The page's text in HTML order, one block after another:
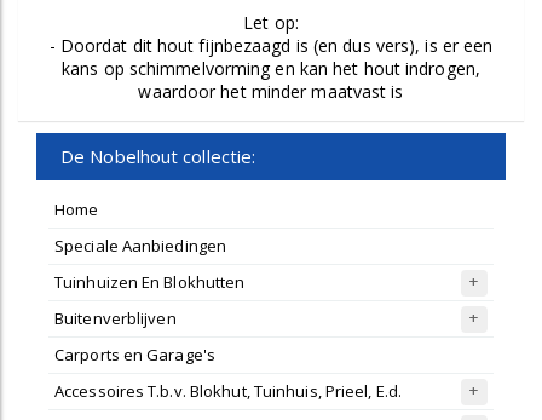
Let op:
- Doordat dit hout fijnbezaagd is (en dus vers), is er een
kans op schimmelvorming en kan het hout indrogen,
waardoor het minder maatvast is
De Nobelhout collectie:
Home
Speciale Aanbiedingen
Tuinhuizen En Blokhutten
Buitenverblijven
Carports en Garage's
Accessoires T.b.v. Blokhut, Tuinhuis, Prieel, E.d.